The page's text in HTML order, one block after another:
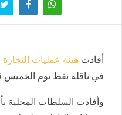
أفادت هيئة عمليات التجارة
في ناقلة نفط يوم الخميس
وأفادت السلطات المحلية